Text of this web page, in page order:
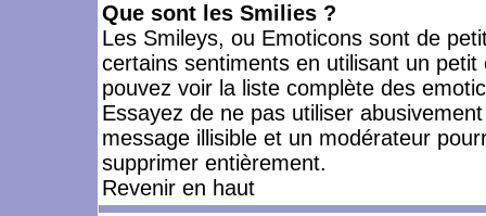
Que sont les Smilies ?
Les Smileys, ou Emoticons sont de
certains sentiments en utilisant un
pouvez voir la liste complète des
Essayez de ne pas utiliser
message illisible et un modérateur
supprimer entièrement.
Revenir en haut